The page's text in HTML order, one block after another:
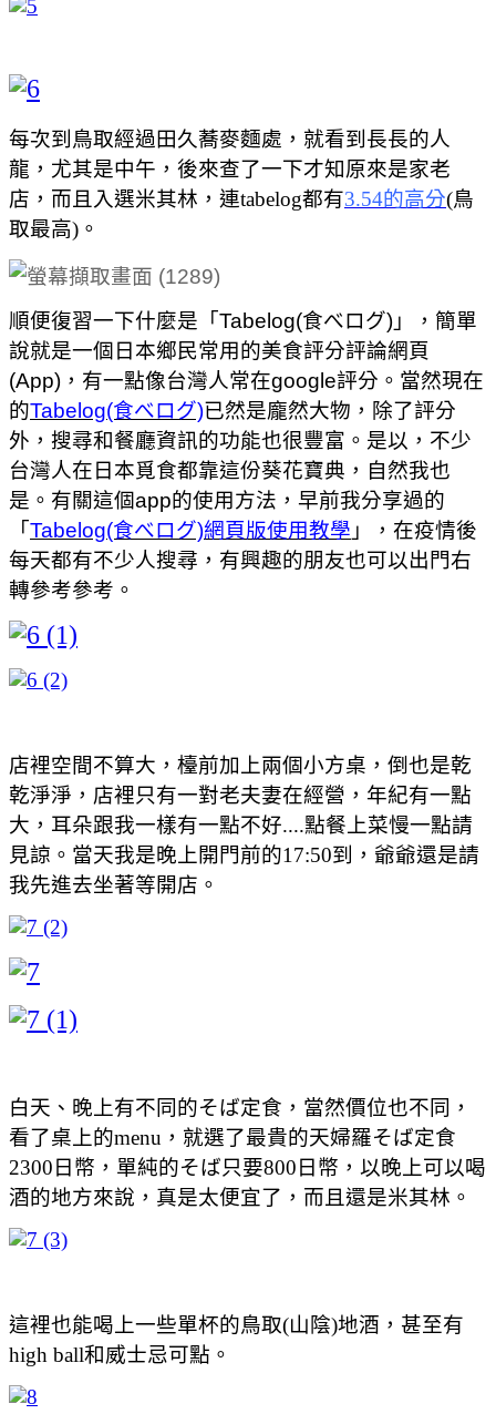
每次到鳥取經過田久蕎麥麵處，就看到長長的人
龍，尤其是中午，後來查了一下才知原來是家老
店，而且入選米其林，連tabelog都有3.54的高分(鳥
取最高)。
順便復習一下什麼是「Tabelog(食べログ)」，簡單
說就是一個日本鄉民常用的美食評分評論網頁
(App)，有一點像台灣人常在google評分。當然現在
的Tabelog(食べログ)已然是龐然大物，除了評分
外，搜尋和餐廳資訊的功能也很豐富。是以，不少
台灣人在日本覓食都靠這份葵花寶典，自然我也
是。有關這個app的使用方法，早前我分享過的
「 Tabelog(食べログ)網頁版使用教學 」，在疫情後
每天都有不少人搜尋，有興趣的朋友也可以出門右
轉參考參考。
店裡空間不算大，檯前加上兩個小方桌，倒也是乾
乾淨淨，店裡只有一對老夫妻在經營，年紀有一點
大，耳朵跟我一樣有一點不好....點餐上菜慢一點請
見諒。當天我是晚上開門前的17:50到，爺爺還是請
我先進去坐著等開店。
白天、晚上有不同的そば定食，當然價位也不同，
看了桌上的menu，就選了最貴的天婦羅そば定食
2300日幣，單純的そば只要800日幣，以晚上可以喝
酒的地方來說，真是太便宜了，而且還是米其林。
這裡也能喝上一些單杯的鳥取(山陰)地酒，甚至有
high ball和威士忌可點。